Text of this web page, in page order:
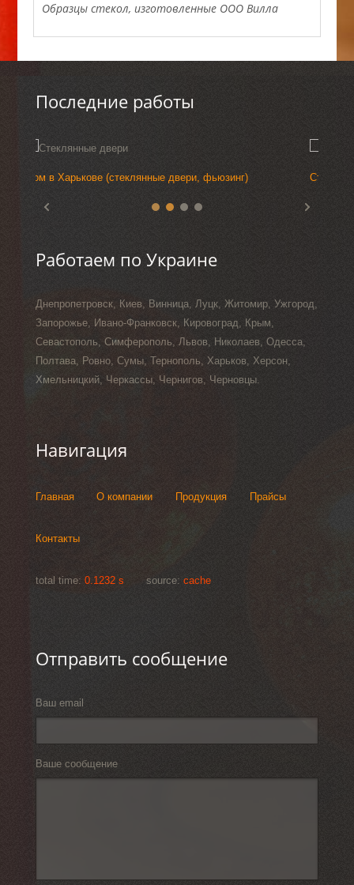
Образцы стекол, изготовленные ООО Вилла
Последние работы
Стеклянные двери (прозрачные, пескоструйные)
Работаем по Украине
Днепропетровск, Киев, Винница, Луцк, Житомир, Ужгород,
Запорожье, Ивано-Франковск, Кировоград, Крым,
Севастополь, Симферополь, Львов, Николаев, Одесса,
Полтава, Ровно, Сумы, Тернополь, Харьков, Херсон,
Хмельницкий, Черкассы, Чернигов, Черновцы.
Навигация
Главная О компании Продукция Прайсы
Контакты
total time: 0.1232 s source:cache
Отправить сообщение
Ваш email
Ваше сообщение